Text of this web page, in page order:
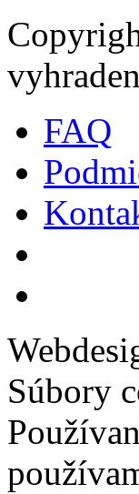
FAQ
Súbory